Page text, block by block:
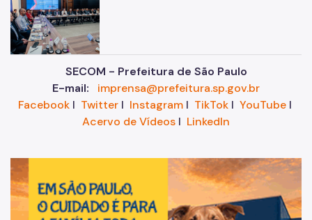
SECOM - Prefeitura de São Paulo
E-mail:
imprensa@prefeitura.sp.gov.br
FacebookI TwitterI InstagramI TikTokI YouTubeI
Acervo de Vídeos I LinkedIn